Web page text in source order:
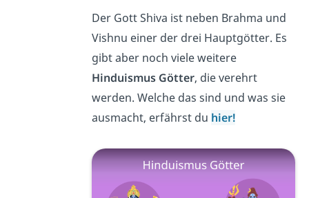
Der Gott Shiva ist neben Brahma und
Vishnu einer der drei Hauptgötter. Es
gibt aber noch viele weitere
Hinduismus Götter, die verehrt
werden. Welche das sind und was sie
ausmacht, erfährst du hier!